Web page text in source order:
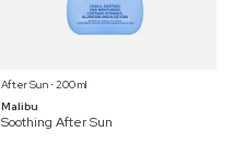
After Sun ⋅ 200 ml
Malibu
Soothing After Sun